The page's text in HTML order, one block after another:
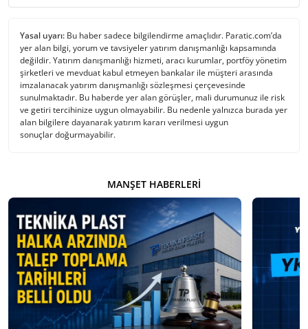
Yasal uyarı: Bu haber sadece bilgilendirme amaçlıdır. Paratic.com’da
yer alan bilgi, yorum ve tavsiyeler yatırım danışmanlığı kapsamında
değildir. Yatırım danışmanlığı hizmeti, aracı kurumlar, portföy yönetim
şirketleri ve mevduat kabul etmeyen bankalar ile müşteri arasında
imzalanacak yatırım danışmanlığı sözleşmesi çerçevesinde
sunulmaktadır. Bu haberde yer alan görüşler, mali durumunuz ile risk
ve getiri tercihinize uygun olmayabilir. Bu nedenle yalnızca burada yer
alan bilgilere dayanarak yatırım kararı verilmesi uygun
sonuçlar doğurmayabilir.
MANŞET HABERLERI